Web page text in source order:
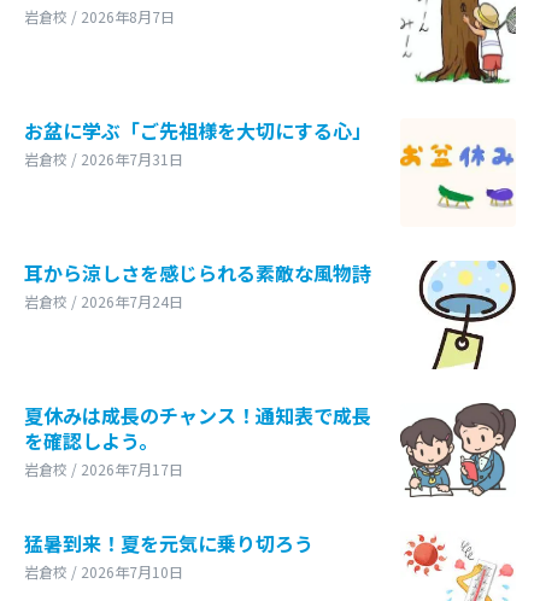
岩倉校 / 2026年8月7日
お盆に学ぶ「ご先祖様を大切にする心」
岩倉校 / 2026年7月31日
耳から涼しさを感じられる素敵な風物詩
岩倉校 / 2026年7月24日
夏休みは成長のチャンス！通知表で成長
を確認しよう。
岩倉校 / 2026年7月17日
猛暑到来！夏を元気に乗り切ろう
岩倉校 / 2026年7月10日